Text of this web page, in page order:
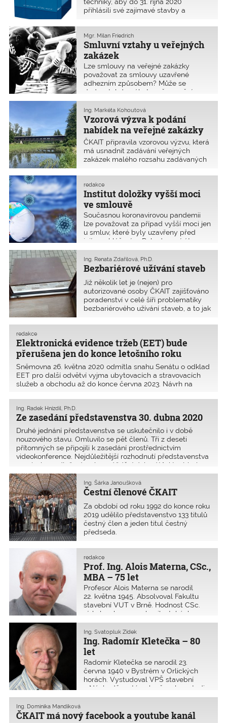
přihlásili své zajímavé stavby a
Inženýrské komory.
Smluvní vztahy u veřejných
zakázek
Mgr. Milan Friedrich
Lze smlouvy na veřejné zakázky
považovat za smlouvy uzavřené
adhezním způsobem? Může se
dodavatel domáhat změny znění
nebo neplatnosti ujednání ve smlouvě,
které je pro něj zvláště nevýhodné?
Vzorová výzva k podání
nabídek na veřejné zakázky
malého rozsahu
Ing. Markéta Kohoutová
ČKAIT připravila vzorovou výzvu, která
má usnadnit zadávání veřejných
zakázek malého rozsahu zadávaných
zadávání veřejných zakázek (dále jen
ZZVZ) podle kritérií kvality. Poskytuje
návod, jak posuzovat nabídky nejen
podle nejnižší nabídkové ceny, ale tak,
aby převažujícím kritériem byly
profesní zkušenosti dodavatele.
Institut doložky vyšší moci
ve smlouvě
redakce
Současnou koronavirovou pandemii
lze považovat za případ vyšší moci jen
u smluv, které byly uzavřeny před
jejím vyhlášením. Pokud uzavíráte
smlouvu později, pak to neplatí, neboť
koronavirus v těchto dnech již není
nepředvídatelnou událostí.
Bezbariérové užívání staveb
Ing. Renata Zdařilová, Ph.D.
Již několik let je (nejen) pro
autorizované osoby ČKAIT zajišťováno
poradenství v celé šíři problematiky
bezbariérového užívání staveb, a to jak
dopravních. Poradenství je osobně
funguje také na telefonický či e-
mailový kontakt.
Elektronická evidence tržeb (EET) bude
přerušena jen do konce letošního roku
redakce
Sněmovna 26. května 2020 odmítla snahu Senátu o odklad
EET pro další odvětví vyjma ubytovacích a stravovacích
služeb a obchodu až do konce června 2023. Návrh na
podnikatele po dobu epidemie koronaviru, prezident
podepsal 28. května 2020.
Ze zasedání představenstva 30. dubna 2020
Ing. Radek Hnízdil, Ph.D.
Druhé jednání představenstva se uskutečnilo i v době
nouzového stavu. Omluvilo se pět členů. Tři z deseti
přítomných se připojili k zasedání prostřednictvím
videokonference. Nejdůležitější rozhodnutí představenstva
souviselo s odložením shromáždění delegátů. které bylo
přesunuto na 12. září 2020. Zvolení delegáti 23. března
2020 schválili per rollam mimořádné opatření: funkční
období stávajících členů představenstva, dozorčí rady a
stavovského soudu se prodlužuje o dobu trvající překážky.
Čestní členové ČKAIT
Ing. Šárka Janoušková
Za období od roku 1992 do konce roku
2019 udělilo představenstvo 133 titulů
čestný člen a jeden titul čestný
předseda.
Prof. Ing. Alois Materna, CSc.,
MBA – 75 let
redakce
Profesor Alois Materna se narodil
22. května 1945. Absolvoval Fakultu
stavební VUT v Brně. Hodnost CSc.
získal v oboru mechanika tuhých
a poddajných těles a prostředí rovněž
na VUT v Brně, titul MBA pak na
Nottingham Trent University (UK).
Ing. Radomír Kletečka – 80
let
Ing. Svatopluk Zídek
Radomír Kletečka se narodil 23.
června 1940 v Bystrém v Orlických
horách. Vystudoval VPŠ stavební
v Náchodě, poté pokračoval ve studiu
na Fakultě architektury a pozemního
v roce 1963.
ČKAIT má nový facebook a youtube kanál
Ing. Dominika Mandíková